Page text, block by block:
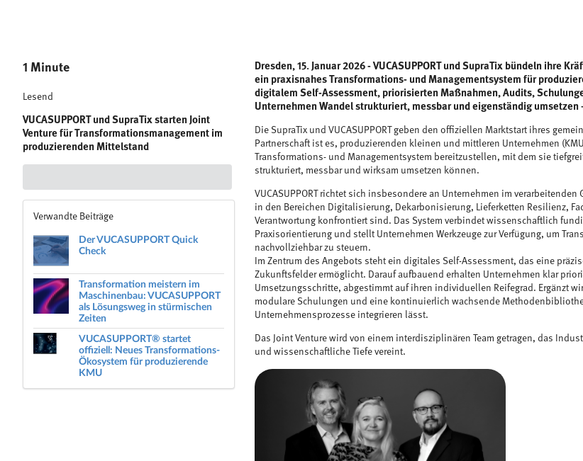
1 Minute
Lesend
VUCASUPPORT und SupraTix starten Joint
Venture für Transformationsmanagement im
produzierenden Mittelstand
Verwandte Beiträge
Der VUCASUPPORT Quick
Check
Transformation meistern im
Maschinenbau: VUCASUPPORT
als Lösungsweg in stürmischen
Zeiten
VUCASUPPORT® startet
offiziell: Neues Transformations-
Ökosystem für produzierende
KMU
Dresden, 15. Januar 2026 - VUCASUPPORT und SupraTix bündeln ihre
ein praxisnahes Transformations- und Managementsystem für
digitalem Self-Assessment, priorisierten Maßnahmen, Audits,
Unternehmen Wandel strukturiert, messbar und eigenständig umsetzen
Die SupraTix und VUCASUPPORT geben den offiziellen Marktstart ihres
Partnerschaft ist es, produzierenden kleinen und mittleren Unternehmen
Transformations- und Managementsystem bereitzustellen, mit dem sie
strukturiert, messbar und wirksam umsetzen können.
VUCASUPPORT richtet sich insbesondere an Unternehmen im
in den Bereichen Digitalisierung, Dekarbonisierung, Lieferketten Resilienz,
Verantwortung konfrontiert sind. Das System verbindet wissenschaftlich
Praxisorientierung und stellt Unternehmen Werkzeuge zur Verfügung, um
nachvollziehbar zu steuern.
Im Zentrum des Angebots steht ein digitales Self-Assessment, das eine
Zukunftsfelder ermöglicht. Darauf aufbauend erhalten Unternehmen klar
Umsetzungsschritte, abgestimmt auf ihren individuellen Reifegrad. Ergänzt
modulare Schulungen und eine kontinuierlich wachsende
Unternehmensprozesse integrieren lässt.
Das Joint Venture wird von einem interdisziplinären Team getragen, das
und wissenschaftliche Tiefe vereint.